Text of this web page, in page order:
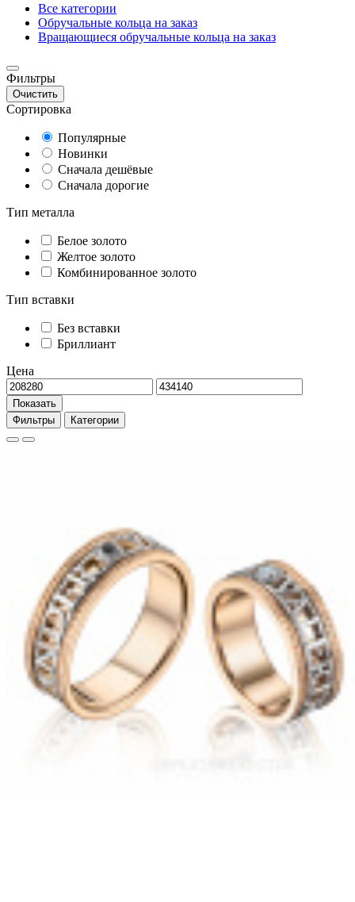
Все категории
Обручальные кольца на заказ
Вращающиеся обручальные кольца на заказ
Фильтры
Очистить
Сортировка
Популярные
Новинки
Сначала дешёвые
Сначала дорогие
Тип металла
Белое золото
Желтое золото
Комбинированное золото
Тип вставки
Без вставки
Бриллиант
Цена
Показать
Фильтры
Категории